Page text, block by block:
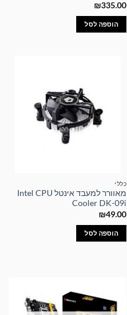
₪335.00
הוספה לסל
כללי
מאוורר למעבד אינטל Intel CPU
Cooler DK-09i
₪49.00
הוספה לסל